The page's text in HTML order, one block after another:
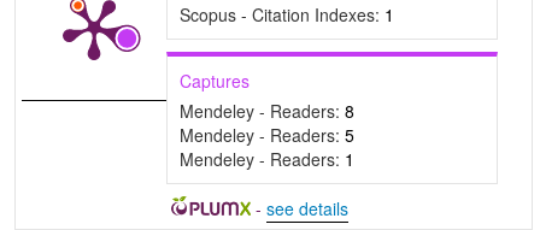
Scopus - Citation Indexes: 1
Captures
Mendeley - Readers: 8
Mendeley - Readers: 5
Mendeley - Readers: 1
- see details